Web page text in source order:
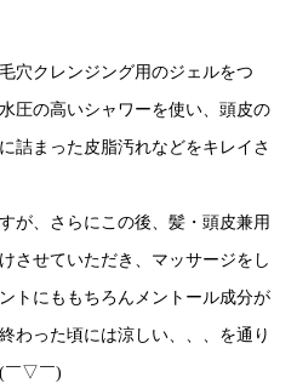
穴クレンジング用のジェルをつ
圧の高いシャワーを使い、頭皮の
詰まった皮脂汚れなどをキレイさ
が、さらにこの後、髪・頭皮兼用
させていただき、マッサージをし
トにももちろんメントール成分が
わった頃には涼しい、、、を通り
(￣▽￣)